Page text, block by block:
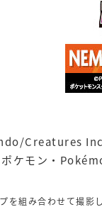
Creatures
ケモン・
組み合わせて撮影